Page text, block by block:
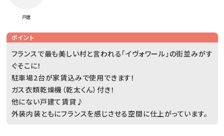
戸建
ポイント
フランスで最も美しい村と言われる「イヴォワール」の街並みがす
ぐそこに！
駐車場2台が家賃込みで使用できます！
ガス衣類乾燥機（乾太くん）付き！
他にない戸建て賃貸♪
外装内装ともにフランスを感じさせる空間に仕上がっています。